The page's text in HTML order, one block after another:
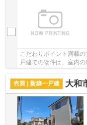
こだわりポイント満載
戸建ての物件は、室内
売買 | 新築一戸建
大和